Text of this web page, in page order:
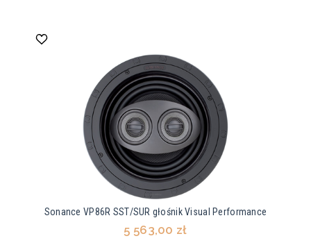
Sonance VP86R SST/SUR głośnik Visual Performance
5 563,00 zł